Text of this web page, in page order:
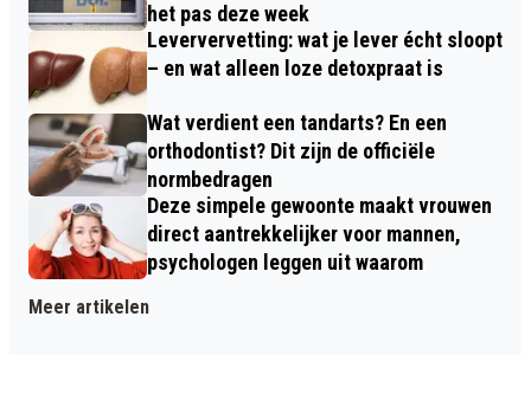
het pas deze week
Leververvetting: wat je lever écht sloopt
– en wat alleen loze detoxpraat is
Wat verdient een tandarts? En een
orthodontist? Dit zijn de officiële
normbedragen
Deze simpele gewoonte maakt vrouwen
direct aantrekkelijker voor mannen,
psychologen leggen uit waarom
Meer artikelen